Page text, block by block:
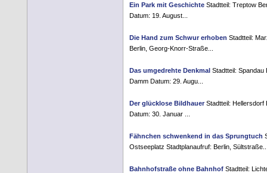
Ein Park mit Geschichte Stadtteil: Treptow
Datum: 19. August...
Die Hand zum Schwur erhoben Stadtteil:
Berlin, Georg-Knorr-Straße...
Das umgedrehte Denkmal Stadtteil:
Damm Datum: 29. Augu...
Der glücklose Bildhauer Stadtteil: Hellersdorf
Datum: 30. Januar ...
Fähnchen schwenkend in das Sprungtuch
Ostseeplatz Stadtplanaufruf: Berlin,
Bahnhofstraße ohne Bahnhof Stadtteil: